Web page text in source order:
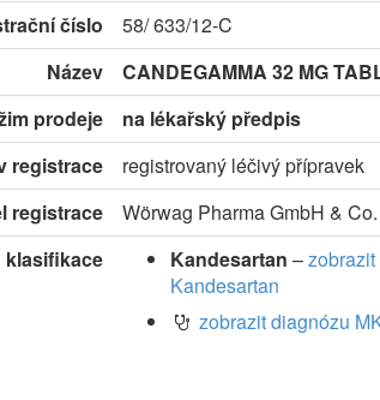
číslo
58/ 633/12-C
Název
CANDEGAMMA 32 MG
prodeje
na lékařský předpis
registrace
registrovaný léčivý přípravek
registrace
Wörwag Pharma GmbH &
klasifikace
Kandesartan –
Kandesartan
zobrazit diagnózu